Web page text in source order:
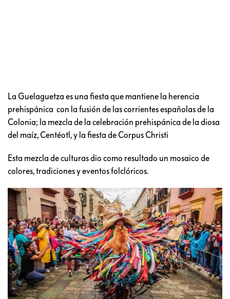
La Guelaguetza es una fiesta que mantiene la herencia
prehispánica con la fusión de las corrientes españolas de la
Colonia; la mezcla de la celebración prehispánica de la diosa
del maíz, Centéotl, y la fiesta de Corpus Christi
Esta mezcla de culturas dio como resultado un mosaico de
colores, tradiciones y eventos folclóricos.